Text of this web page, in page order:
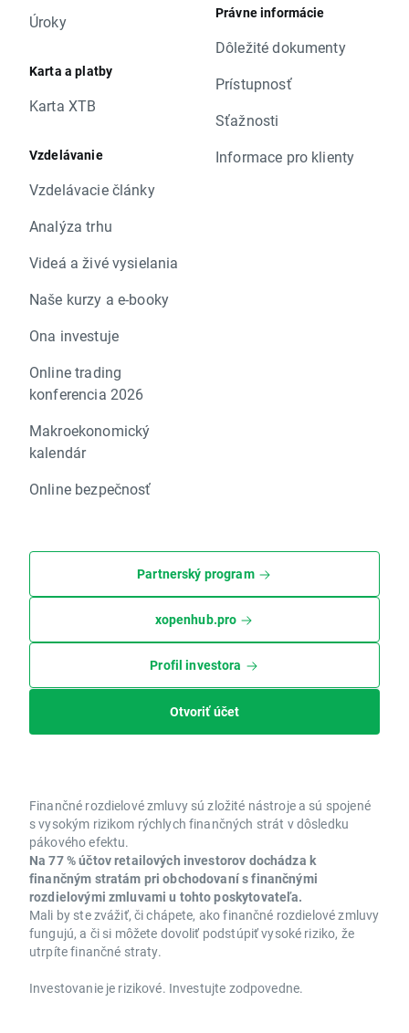
Úroky
Karta a platby
Karta XTB
Vzdelávanie
Vzdelávacie články
Analýza trhu
Videá a živé vysielania
Naše kurzy a e-booky
Ona investuje
Online trading
konferencia 2026
Makroekonomický
kalendár
Online bezpečnosť
Právne informácie
Dôležité dokumenty
Prístupnosť
Sťažnosti
Informace pro klienty
Partnerský program
xopenhub.pro
Profil investora
Otvoriť účet
Finančné rozdielové zmluvy sú zložité nástroje a sú spojené
s vysokým rizikom rýchlych finančných strát v dôsledku
pákového efektu.
Na 77 % účtov retailových investorov dochádza k
finančným stratám pri obchodovaní s finančnými
rozdielovými zmluvami u tohto poskytovateľa.
Mali by ste zvážiť, či chápete, ako finančné rozdielové zmluvy
fungujú, a či si môžete dovoliť podstúpiť vysoké riziko, že
utrpíte finančné straty.
Investovanie je rizikové. Investujte zodpovedne.